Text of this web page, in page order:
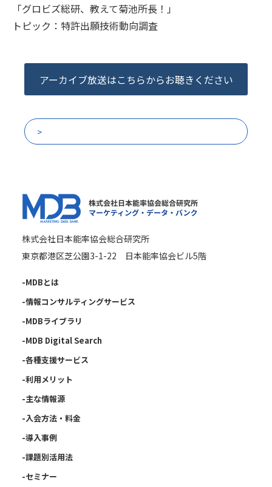
「グロビズ総研、教えて菊池所長！」
トピック：特許出願技術動向調査
アーカイブ放送はこちらからお聴きください
株式会社日本能率協会総合研究所
東京都港区芝公園3-1-22 日本能率協会ビル5階
-MDBとは
-情報コンサルティングサービス
-MDBライブラリ
-MDB Digital Search
-各種支援サービス
-利用メリット
-主な情報源
-入会方法・料金
-導入事例
-課題別活用法
-セミナー